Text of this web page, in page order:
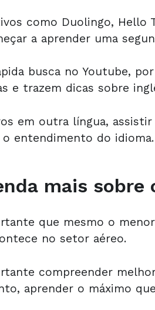
como Duolingo, Hello
a aprender uma
busca no Youtube,
e trazem dicas sobre
em outra língua,
entendimento do idioma.
mais sobre
que mesmo o
no setor aéreo.
compreender
aprender o máximo